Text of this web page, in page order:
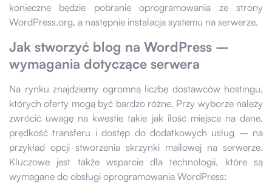
konieczne będzie pobranie oprogramowania ze strony
WordPress.org, a następnie instalacja systemu na serwerze.
Jak stworzyć blog na WordPress –
wymagania dotyczące serwera
Na rynku znajdziemy ogromną liczbę dostawców hostingu,
których oferty mogą być bardzo różne. Przy wyborze należy
zwrócić uwagę na kwestie takie jak ilość miejsca na dane,
prędkość transferu i dostęp do dodatkowych usług – na
przykład opcji stworzenia skrzynki mailowej na serwerze.
Kluczowe jest także wsparcie dla technologii, które są
wymagane do obsługi oprogramowania WordPress: